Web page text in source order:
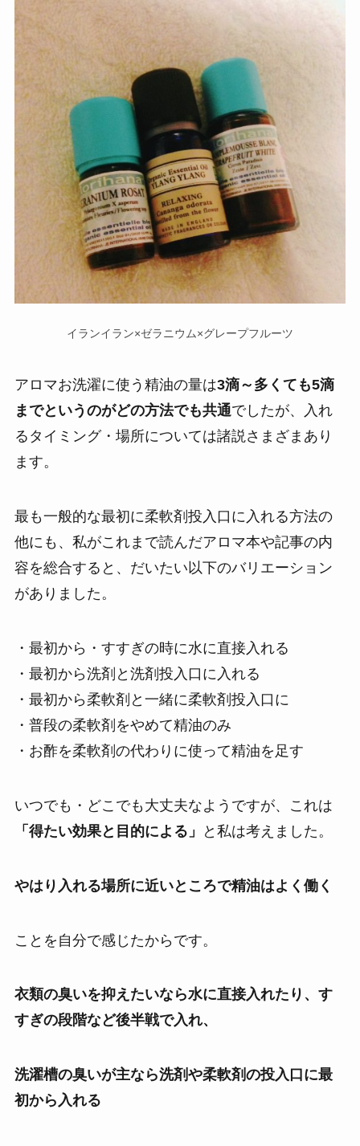
イランイラン×ゼラニウム×グレープフルーツ
アロマお洗濯に使う精油の量は3滴～多くても5滴
までというのがどの方法でも共通でしたが、入れ
るタイミング・場所については諸説さまざまあり
ます。
最も一般的な最初に柔軟剤投入口に入れる方法の
他にも、私がこれまで読んだアロマ本や記事の内
容を総合すると、だいたい以下のバリエーション
がありました。
・最初から・すすぎの時に水に直接入れる
・最初から洗剤と洗剤投入口に入れる
・最初から柔軟剤と一緒に柔軟剤投入口に
・普段の柔軟剤をやめて精油のみ
・お酢を柔軟剤の代わりに使って精油を足す
いつでも・どこでも大丈夫なようですが、これは
「得たい効果と目的による」
と私は考えました。
やはり入れる場所に近いところで精油はよく働く
ことを自分で感じたからです。
衣類の臭いを抑えたいなら水に直接入れたり、す
すぎの段階など後半戦で入れ、
洗濯槽の臭いが主なら洗剤や柔軟剤の投入口に最
初から入れる